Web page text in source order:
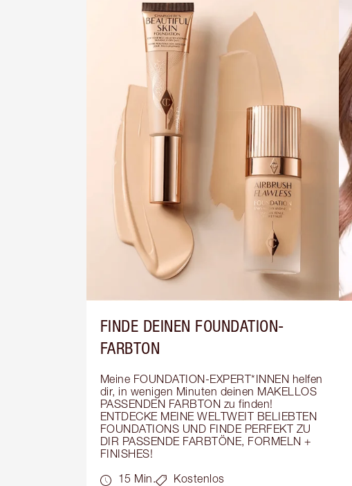
FINDE DEINEN FOUNDATION-
FARBTON
Meine FOUNDATION-EXPERT*INNEN helfen
dir, in wenigen Minuten deinen MAKELLOS
PASSENDEN FARBTON zu finden!
ENTDECKE MEINE WELTWEIT BELIEBTEN
FOUNDATIONS UND FINDE PERFEKT ZU
DIR PASSENDE FARBTÖNE, FORMELN +
FINISHES!
15 Min.
Kostenlos